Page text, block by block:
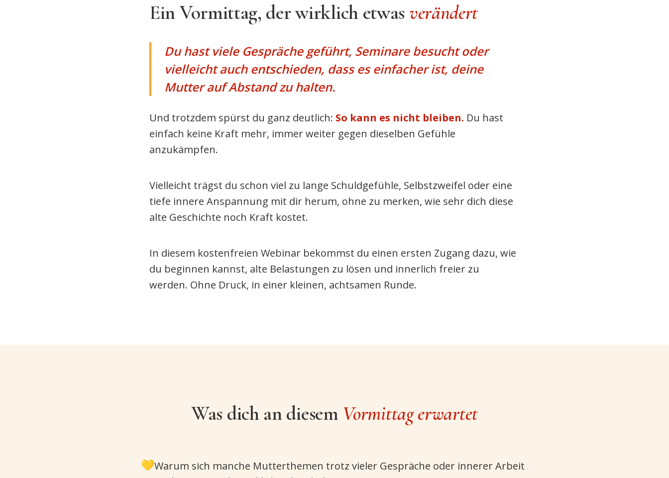
Ein Vormittag, der wirklich etwas verändert
Du hast viele Gespräche geführt, Seminare besucht oder
vielleicht auch entschieden, dass es einfacher ist, deine
Mutter auf Abstand zu halten.
Und trotzdem spürst du ganz deutlich: So kann es nicht bleiben. Du hast
einfach keine Kraft mehr, immer weiter gegen dieselben Gefühle
anzukämpfen.
Vielleicht trägst du schon viel zu lange Schuldgefühle, Selbstzweifel oder eine
tiefe innere Anspannung mit dir herum, ohne zu merken, wie sehr dich diese
alte Geschichte noch Kraft kostet.
In diesem kostenfreien Webinar bekommst du einen ersten Zugang dazu, wie
du beginnen kannst, alte Belastungen zu lösen und innerlich freier zu
werden. Ohne Druck, in einer kleinen, achtsamen Runde.
Was dich an diesem Vormittag erwartet
💛Warum sich manche Mutterthemen trotz vieler Gespräche oder innerer Arbeit